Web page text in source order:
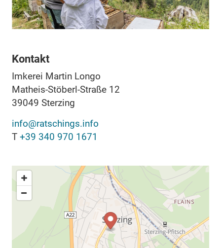
Kontakt
Imkerei Martin Longo
Matheis-Stöberl-Straße 12
39049 Sterzing
info@ratschings.info
T +39 340 970 1671